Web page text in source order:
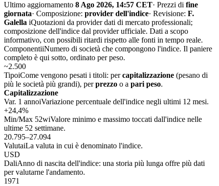
Ultimo aggiornamento 8 Ago 2026, 14:57 CET· Prezzi di fine
giornata· Composizione: provider dell'indice· Revisione: F.
Galella iQuotazioni da provider dati di mercato professionali;
composizione dell'indice dal provider ufficiale. Dati a scopo
informativo, con possibili ritardi rispetto alle fonti in tempo reale.
ComponentiiNumero di società che compongono l'indice. Il paniere
completo è qui sotto, ordinato per peso.
~2.500
TipoiCome vengono pesati i titoli: percapitalizzazione (pesano di
più le società più grandi), perprezzo o a pari peso.
Capitalizzazione
Var. 1 annoiVariazione percentuale dell'indice negli ultimi 12 mesi.
+24,4%
Min/Max 52wiValore minimo e massimo toccati dall'indice nelle
ultime 52 settimane.
20.795–27.094
ValutaiLa valuta in cui è denominato l'indice.
USD
DaliAnno di nascita dell'indice: una storia più lunga offre più dati
per valutarne l'andamento.
1971